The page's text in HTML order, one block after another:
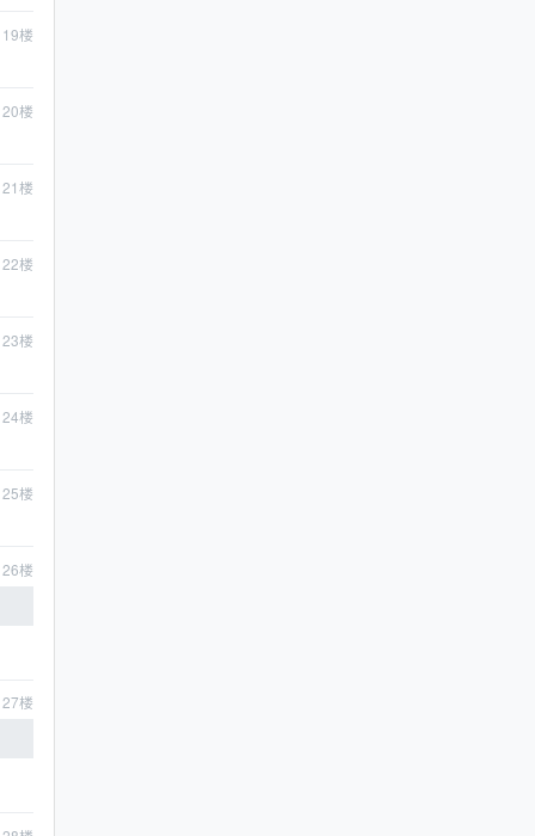
19楼
20楼
21楼
22楼
23楼
24楼
25楼
26楼
27楼